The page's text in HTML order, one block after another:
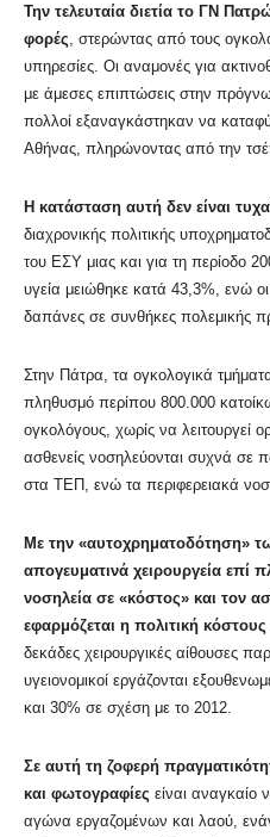
Την τελευταία διετία το ΓΝ
φορές , στερώντας από τους
υπηρεσίες. Οι αναμονές για
με άμεσες επιπτώσεις στην
πολλοί εξαναγκάστηκαν να
Αθήνας, πληρώνοντας από την
Η κατάσταση αυτή δεν είναι
διαχρονικής πολιτικής
του ΕΣΥ μιας και για τη περίοδο
υγεία μειώθηκε κατά 43,3%, ενώ
δαπάνες σε συνθήκες πολεμικής
Στην Πάτρα, τα ογκολογικά
πληθυσμό περίπου 800.000
ογκολόγους, χωρίς να λειτουργεί
ασθενείς νοσηλεύονται συχνά σε
στα ΤΕΠ, ενώ τα περιφερειακά
Με την «αυτοχρηματοδότηση»
απογευματινά χειρουργεία επί
νοσηλεία σε «κόστος» και τον
εφαρμόζεται η πολιτική
δεκάδες χειρουργικές αίθουσες
υγειονομικοί εργάζονται
και 30% σε σχέση με το 2012.
Σε αυτή τη ζοφερή
και φωτογραφίες είναι
αγώνα εργαζομένων και λαού,